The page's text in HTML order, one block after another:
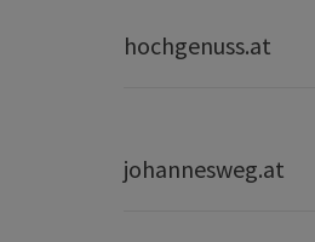
hochgenuss.at
johannesweg.at